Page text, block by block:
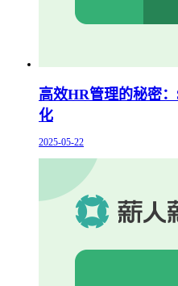
高效HR管理的秘密
化
2025-05-22